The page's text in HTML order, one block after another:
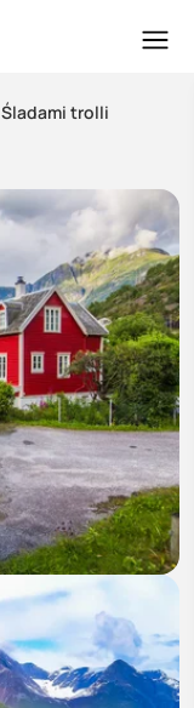
Śladami trolli